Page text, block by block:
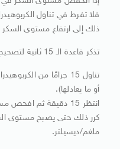
فلا تفرط في تناول
ذلك إلى ارتفاع مستوى
تذكر قاعدة الـ 15 ثانية لتصحيح انخفاض نسبة السكر في الدم:
أو ما يعادلها).
انتظر 15 دقيقة ثم افحص مستوى السكر في دمك.
ملغم/ديسيلتر.